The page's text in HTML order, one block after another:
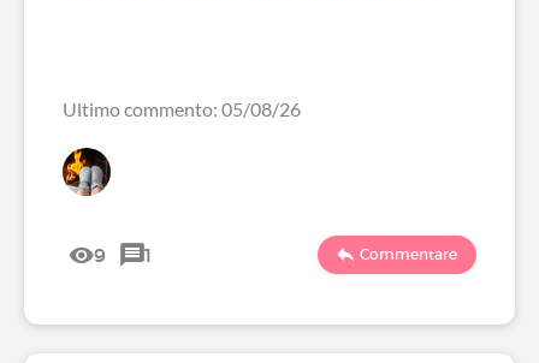
Ultimo commento: 05/08/26
9 1 Commentare